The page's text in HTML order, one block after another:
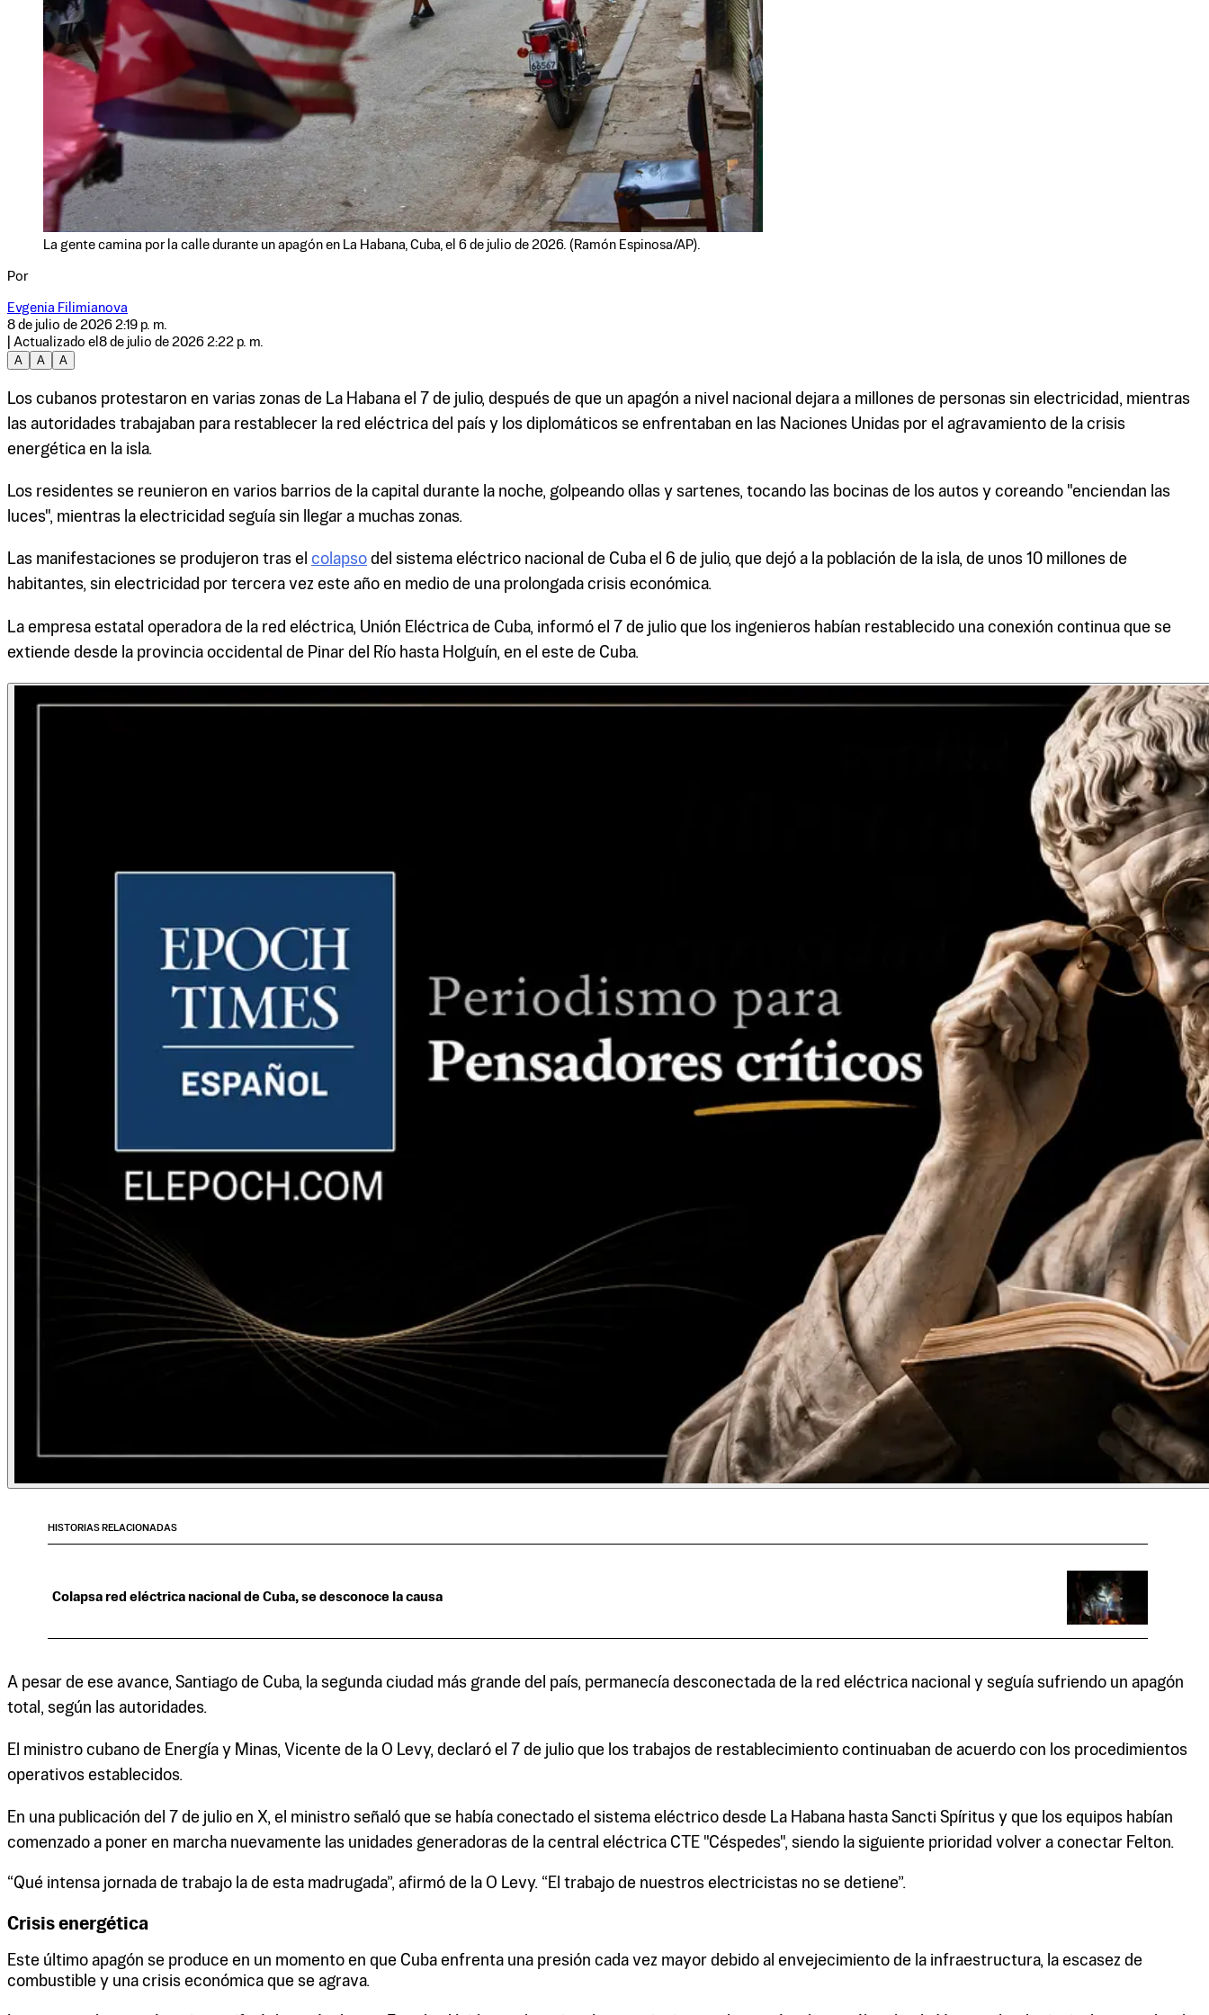
La gente camina por la calle durante un apagón en La Habana, Cuba, el 6 de julio de 2026. (Ramón Espinosa/AP).
Por
Evgenia Filimianova
8 de julio de 2026 2:19 p. m.
| Actualizado el 8 de julio de 2026 2:22 p. m.
A
A A
Los cubanos protestaron en varias zonas de La Habana el 7 de julio, después de que un apagón a nivel nacional dejara a millones de personas sin electricidad, mientras
las autoridades trabajaban para restablecer la red eléctrica del país y los diplomáticos se enfrentaban en las Naciones Unidas por el agravamiento de la crisis
energética en la isla.
Los residentes se reunieron en varios barrios de la capital durante la noche, golpeando ollas y sartenes, tocando las bocinas de los autos y coreando "enciendan las
luces", mientras la electricidad seguía sin llegar a muchas zonas.
Las manifestaciones se produjeron tras el colapso del sistema eléctrico nacional de Cuba el 6 de julio, que dejó a la población de la isla, de unos 10 millones de
habitantes, sin electricidad por tercera vez este año en medio de una prolongada crisis económica.
La empresa estatal operadora de la red eléctrica, Unión Eléctrica de Cuba, informó el 7 de julio que los ingenieros habían restablecido una conexión continua que se
extiende desde la provincia occidental de Pinar del Río hasta Holguín, en el este de Cuba.
HISTORIAS RELACIONADAS
Colapsa red eléctrica nacional de Cuba, se desconoce la causa
A pesar de ese avance, Santiago de Cuba, la segunda ciudad más grande del país, permanecía desconectada de la red eléctrica nacional y seguía sufriendo un apagón
total, según las autoridades.
El ministro cubano de Energía y Minas, Vicente de la O Levy, declaró el 7 de julio que los trabajos de restablecimiento continuaban de acuerdo con los procedimientos
operativos establecidos.
En una publicación del 7 de julio en X, el ministro señaló que se había conectado el sistema eléctrico desde La Habana hasta Sancti Spíritus y que los equipos habían
comenzado a poner en marcha nuevamente las unidades generadoras de la central eléctrica CTE "Céspedes", siendo la siguiente prioridad volver a conectar Felton.
“Qué intensa jornada de trabajo la de esta madrugada”, afirmó de la O Levy. “El trabajo de nuestros electricistas no se detiene”.
Crisis energética
Este último apagón se produce en un momento en que Cuba enfrenta una presión cada vez mayor debido al envejecimiento de la infraestructura, la escasez de
combustible y una crisis económica que se agrava.